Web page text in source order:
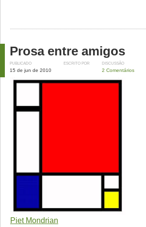
Prosa entre amigos
PUBLICADO
15 de jun de 2010
ESCRITO POR DISCUSSÃO
2 Comentários
Piet Mondrian